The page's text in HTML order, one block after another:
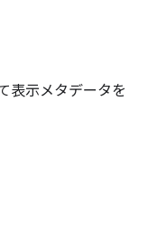
表示メタデータを